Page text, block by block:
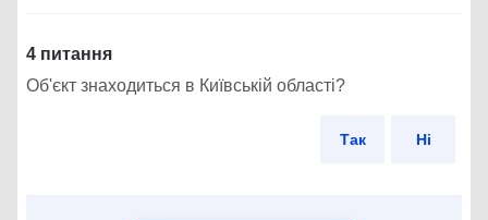
4 питання
Об'єкт знаходиться в Київській області?
Так Ні